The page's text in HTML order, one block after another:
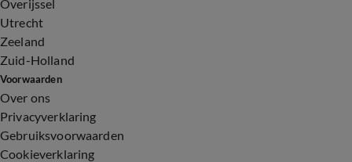
Overijssel
Utrecht
Zeeland
Zuid-Holland
Voorwaarden
Over ons
Privacyverklaring
Gebruiksvoorwaarden
Cookieverklaring